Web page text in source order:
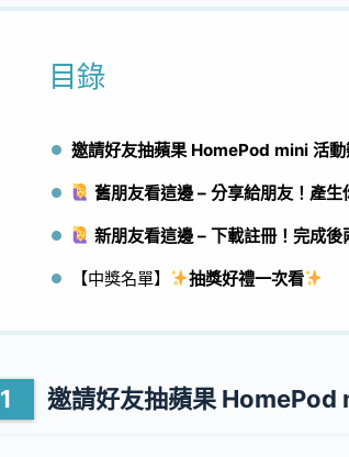
目錄
邀請好友抽蘋果 HomePod mini 活動
舊朋友看這邊 – 分享給朋友！產生
新朋友看這邊 – 下載註冊！完成後
【中獎名單】 抽獎好禮一次看
邀請好友抽蘋果 HomePod